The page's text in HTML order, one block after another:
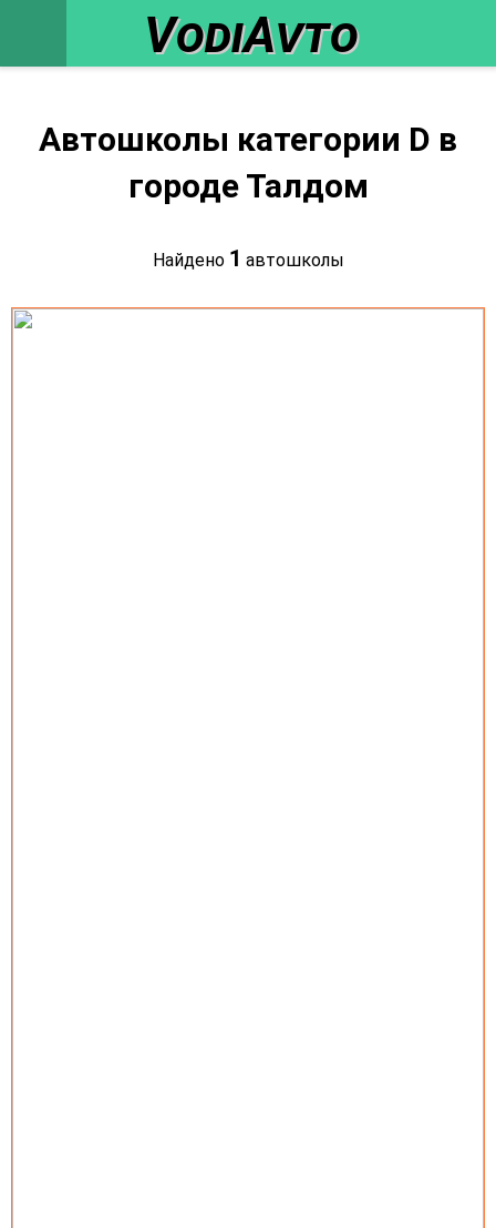
VodiAvto
Автошколы категории D в
городе Талдом
Найдено 1 автошколы